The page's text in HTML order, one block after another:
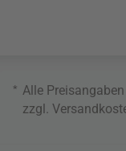
* Alle
zzgl.